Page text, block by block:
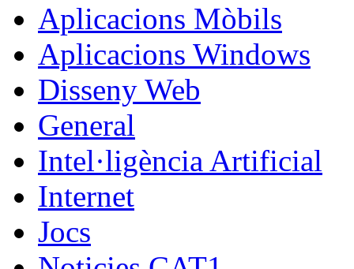
Aplicacions Mòbils
Aplicacions Windows
Disseny Web
General
Intel·ligència Artificial
Internet
Jocs